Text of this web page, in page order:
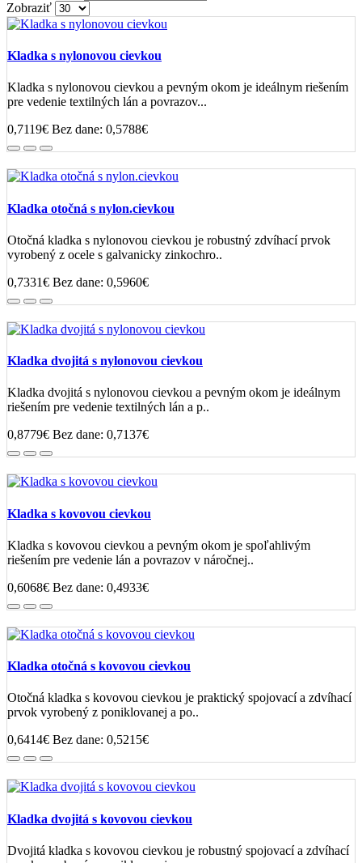
Zobraziť
Kladka s nylonovou cievkou
Kladka s nylonovou cievkou a pevným okom je ideálnym riešením
pre vedenie textilných lán a povrazov...
0,7119€ Bez dane: 0,5788€
Kladka otočná s nylon.cievkou
Otočná kladka s nylonovou cievkou je robustný zdvíhací prvok
vyrobený z ocele s galvanicky zinkochro..
0,7331€ Bez dane: 0,5960€
Kladka dvojitá s nylonovou cievkou
Kladka dvojitá s nylonovou cievkou a pevným okom je ideálnym
riešením pre vedenie textilných lán a p..
0,8779€ Bez dane: 0,7137€
Kladka s kovovou cievkou
Kladka s kovovou cievkou a pevným okom je spoľahlivým
riešením pre vedenie lán a povrazov v náročnej..
0,6068€ Bez dane: 0,4933€
Kladka otočná s kovovou cievkou
Otočná kladka s kovovou cievkou je praktický spojovací a zdvíhací
prvok vyrobený z poniklovanej a po..
0,6414€ Bez dane: 0,5215€
Kladka dvojitá s kovovou cievkou
Dvojitá kladka s kovovou cievkou je robustný spojovací a zdvíhací